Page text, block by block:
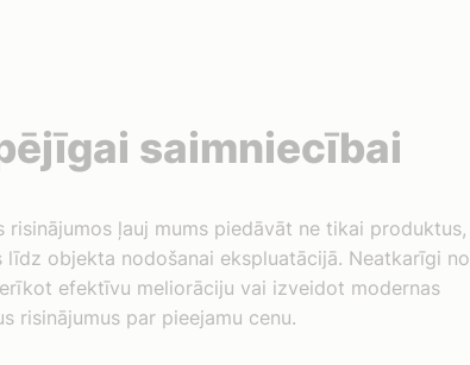
saimniecībai
ļauj mums piedāvāt ne tikai produktus,
objekta nodošanai ekspluatācijā. Neatkarīgi no
efektīvu meliorāciju vai izveidot modernas
risinājumus par pieejamu cenu.